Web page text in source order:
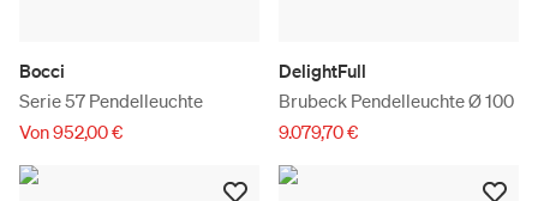
Bocci
Serie 57 Pendelleuchte
Von 952,00 €
DelightFull
Brubeck Pendelleuchte Ø 100
9.079,70 €